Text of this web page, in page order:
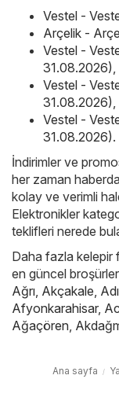
Vestel -
Arçelik -
Vestel -
31.08.2026),
Vestel -
31.08.2026),
Vestel -
31.08.2026).
İndirimler ve
her zaman
kolay ve verimli
Elektronikler
teklifleri nerede
Daha fazla kelepir
en güncel
Ağrı, Akçakale,
Afyonkarahisar,
Ağaçören,
Ana sayfa